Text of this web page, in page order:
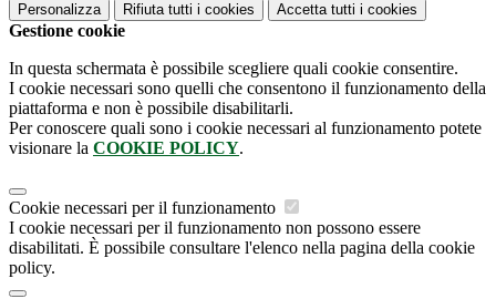
Personalizza Rifiuta tutti i cookies Accetta tutti i cookies
Gestione cookie
In questa schermata è possibile scegliere quali cookie consentire.
I cookie necessari sono quelli che consentono il funzionamento della
piattaforma e non è possibile disabilitarli.
Per conoscere quali sono i cookie necessari al funzionamento potete
visionare la COOKIE POLICY.
Cookie necessari per il funzionamento
I cookie necessari per il funzionamento non possono essere
disabilitati. È possibile consultare l'elenco nella pagina della cookie
policy.